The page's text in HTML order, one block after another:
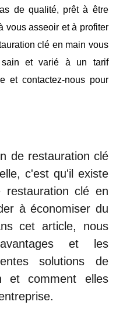
de qualité, prêt à être
vous asseoir et à profiter
clé en main vous
sain et varié à un tarif
et contactez-nous pour
de restauration clé
c'est qu'il existe
restauration clé en
à économiser du
cet article, nous
et les
solutions de
et comment elles